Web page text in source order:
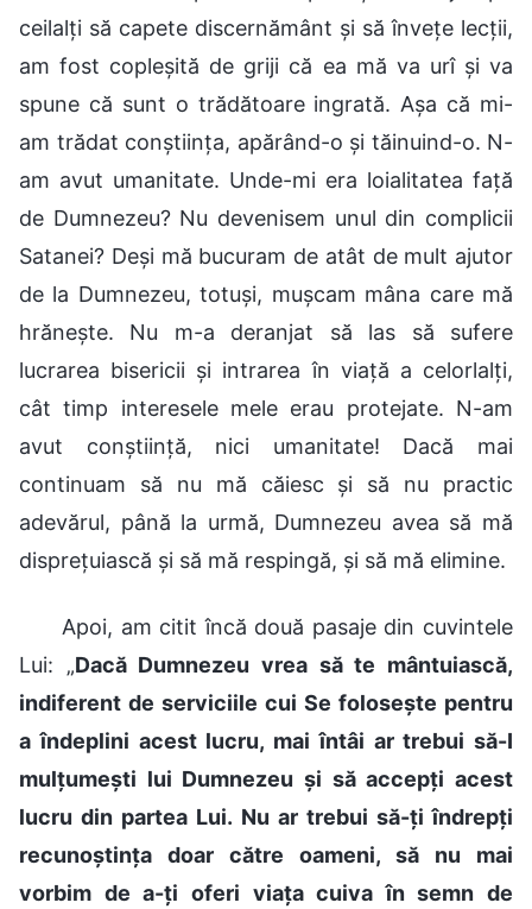
ceilalți să capete discernământ și să învețe lecții,
am fost copleșită de griji că ea mă va urî și va
spune că sunt o trădătoare ingrată. Așa că mi-
am trădat conștiința, apărând-o și tăinuind-o. N-
am avut umanitate. Unde-mi era loialitatea față
de Dumnezeu? Nu devenisem unul din complicii
Satanei? Deși mă bucuram de atât de mult ajutor
de la Dumnezeu, totuși, mușcam mâna care mă
hrănește. Nu m-a deranjat să las să sufere
lucrarea bisericii și intrarea în viață a celorlalți,
cât timp interesele mele erau protejate. N-am
avut conștiință, nici umanitate! Dacă mai
continuam să nu mă căiesc și să nu practic
adevărul, până la urmă, Dumnezeu avea să mă
disprețuiască și să mă respingă, și să mă elimine.
Apoi, am citit încă două pasaje din cuvintele
Lui: „Dacă Dumnezeu vrea să te mântuiască,
indiferent de serviciile cui Se folosește pentru
a îndeplini acest lucru, mai întâi ar trebui să-I
mulțumești lui Dumnezeu și să accepți acest
lucru din partea Lui. Nu ar trebui să-ți îndrepți
recunoștința doar către oameni, să nu mai
vorbim de a-ți oferi viața cuiva în semn de